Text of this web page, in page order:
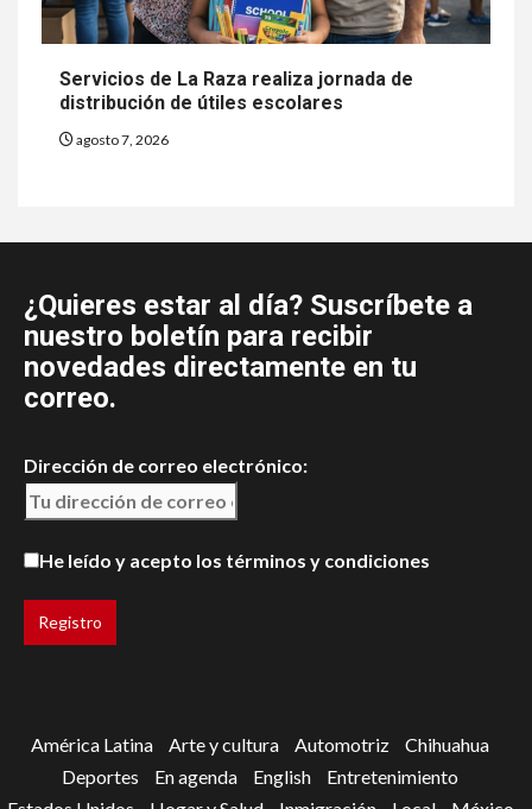
Servicios de La Raza realiza jornada de
distribución de útiles escolares
agosto 7, 2026
¿Quieres estar al día? Suscríbete a
nuestro boletín para recibir
novedades directamente en tu
correo.
Dirección de correo electrónico:
He leído y acepto los términos y condiciones
América Latina Arte y cultura Automotriz
Chihuahua
Deportes
En agenda English
Entretenimiento